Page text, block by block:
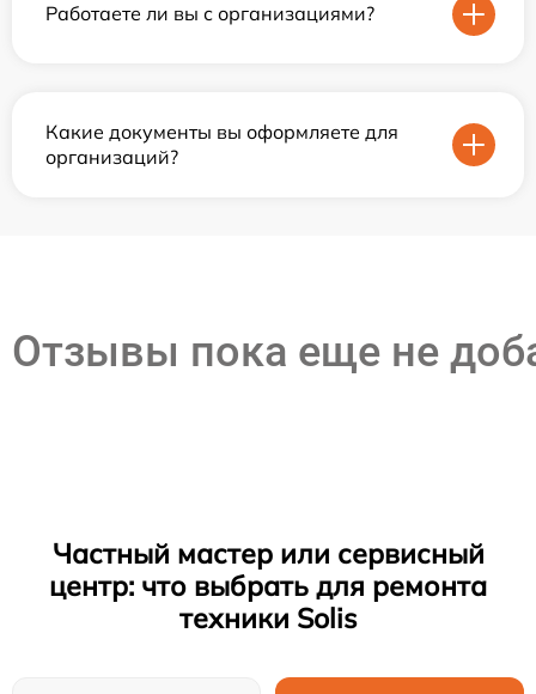
Работаете ли вы с организациями?
Какие документы вы оформляете для
организаций?
Отзывы пока еще не
Частный мастер или сервисный
центр: что выбрать для ремонта
техники Solis